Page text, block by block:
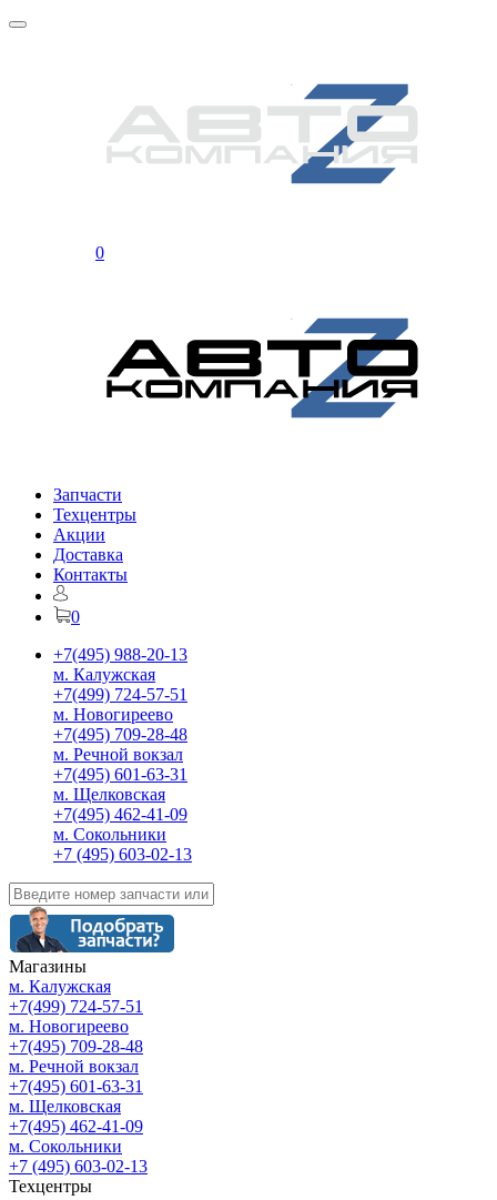
0
Запчасти
Техцентры
Акции
Доставка
Контакты
0
+7(495) 988-20-13
м. Калужская
+7(499) 724-57-51
м. Новогиреево
+7(495) 709-28-48
м. Речной вокзал
+7(495) 601-63-31
м. Щелковская
+7(495) 462-41-09
м. Сокольники
+7 (495) 603-02-13
Магазины
м. Калужская
+7(499) 724-57-51
м. Новогиреево
+7(495) 709-28-48
м. Речной вокзал
+7(495) 601-63-31
м. Щелковская
+7(495) 462-41-09
м. Сокольники
+7 (495) 603-02-13
Техцентры